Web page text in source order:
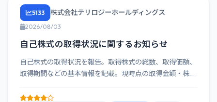
5133 株式会社テリロジーホールディングス
2026/08/03
自己株式の取得状況に関するお知らせ
自己株式の取得状況を報告。取得株式の総数、取得価額、
取得期間などの基本情報を記載。現時点の取得金額・株数